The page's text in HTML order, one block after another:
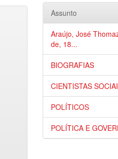
Assunto
Araújo, José
de, 18...
BIOGRAFIAS
CIENTISTAS
POLÍTICOS
POLÍTICA E